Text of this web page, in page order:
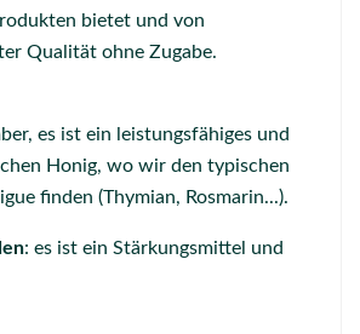
bietet und von
Qualität ohne Zugabe.
es ist ein leistungsfähiges und
Honig, wo wir den typischen
finden (Thymian, Rosmarin...).
: es ist ein Stärkungsmittel und